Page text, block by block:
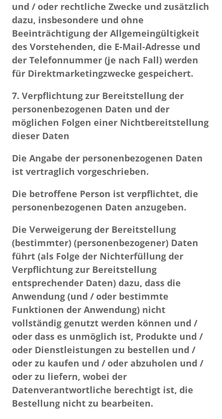
und / oder rechtliche Zwecke und zusätzlich
dazu, insbesondere und ohne
Beeinträchtigung der Allgemeingültigkeit
des Vorstehenden, die E-Mail-Adresse und
der Telefonnummer (je nach Fall) werden
für Direktmarketingzwecke gespeichert.
7. Verpflichtung zur Bereitstellung der
personenbezogenen Daten und der
möglichen Folgen einer Nichtbereitstellung
dieser Daten
Die Angabe der personenbezogenen Daten
ist vertraglich vorgeschrieben.
Die betroffene Person ist verpflichtet, die
personenbezogenen Daten anzugeben.
Die Verweigerung der Bereitstellung
(bestimmter) (personenbezogener) Daten
führt (als Folge der Nichterfüllung der
Verpflichtung zur Bereitstellung
entsprechender Daten) dazu, dass die
Anwendung (und / oder bestimmte
Funktionen der Anwendung) nicht
vollständig genutzt werden können und /
oder dass es unmöglich ist, Produkte und /
oder Dienstleistungen zu bestellen und /
oder zu kaufen und / oder abzuholen und /
oder zu liefern, wobei der
Datenverantwortliche berechtigt ist, die
Bestellung nicht zu bearbeiten.